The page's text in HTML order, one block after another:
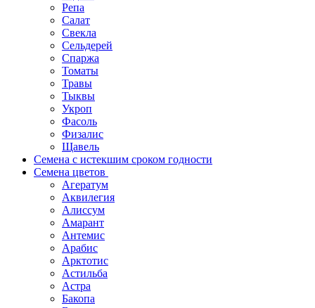
Репа
Салат
Свекла
Сельдерей
Спаржа
Томаты
Травы
Тыквы
Укроп
Фасоль
Физалис
Щавель
Семена с истекшим сроком годности
Семена цветов
Агератум
Аквилегия
Алиссум
Амарант
Антемис
Арабис
Арктотис
Астильба
Астра
Бакопа